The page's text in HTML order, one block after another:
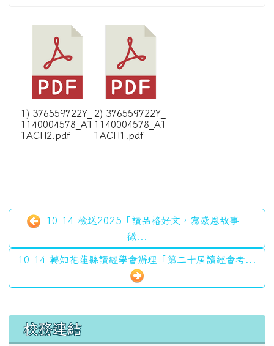
1) 376559722Y_
1140004578_AT
TACH2.pdf
2) 376559722Y_
1140004578_AT
TACH1.pdf
10-14 檢送2025「讀品格好文，寫感恩故事
徵...
10-14 轉知花蓮縣讀經學會辦理「第二十屆讀經會考...
左邊區域內容
校務連結